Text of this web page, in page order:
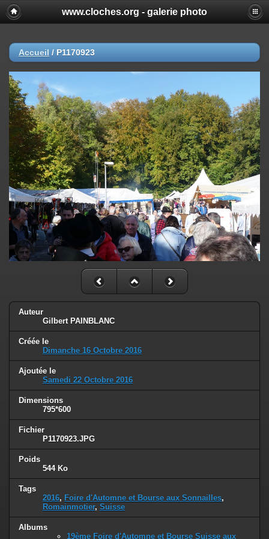
www.cloches.org - galerie photo
Accueil / P1170923
Auteur
Gilbert PAINBLANC
Créée le
Dimanche 16 Octobre 2016
Ajoutée le
Samedi 22 Octobre 2016
Dimensions
795*600
Fichier
P1170923.JPG
Poids
544 Ko
Tags
2016, Foire d'Automne et Bourse aux Sonnailles,
Romainmotier, Suisse
Albums
19ème Foire d'Automne et Bourse Suisse aux